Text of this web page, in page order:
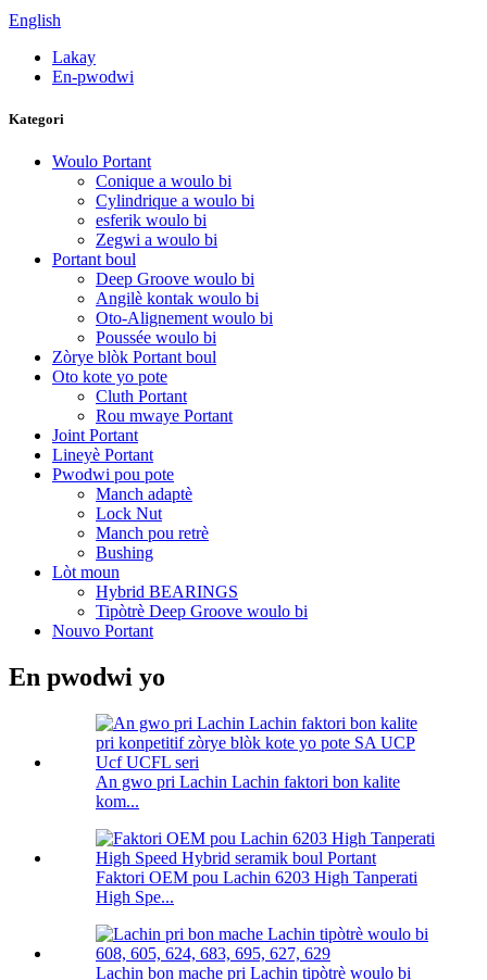
English
Lakay
En-pwodwi
Kategori
Woulo Portant
Conique a woulo bi
Cylindrique a woulo bi
esferik woulo bi
Zegwi a woulo bi
Portant boul
Deep Groove woulo bi
Angilè kontak woulo bi
Oto-Alignement woulo bi
Poussée woulo bi
Zòrye blòk Portant boul
Oto kote yo pote
Cluth Portant
Rou mwaye Portant
Joint Portant
Lineyè Portant
Pwodwi pou pote
Manch adaptè
Lock Nut
Manch pou retrè
Bushing
Lòt moun
Hybrid BEARINGS
Tipòtrè Deep Groove woulo bi
Nouvo Portant
En pwodwi yo
An gwo pri Lachin Lachin faktori bon kalite
kom...
Faktori OEM pou Lachin 6203 High Tanperati
High Spe...
Lachin bon mache pri Lachin tipòtrè woulo bi